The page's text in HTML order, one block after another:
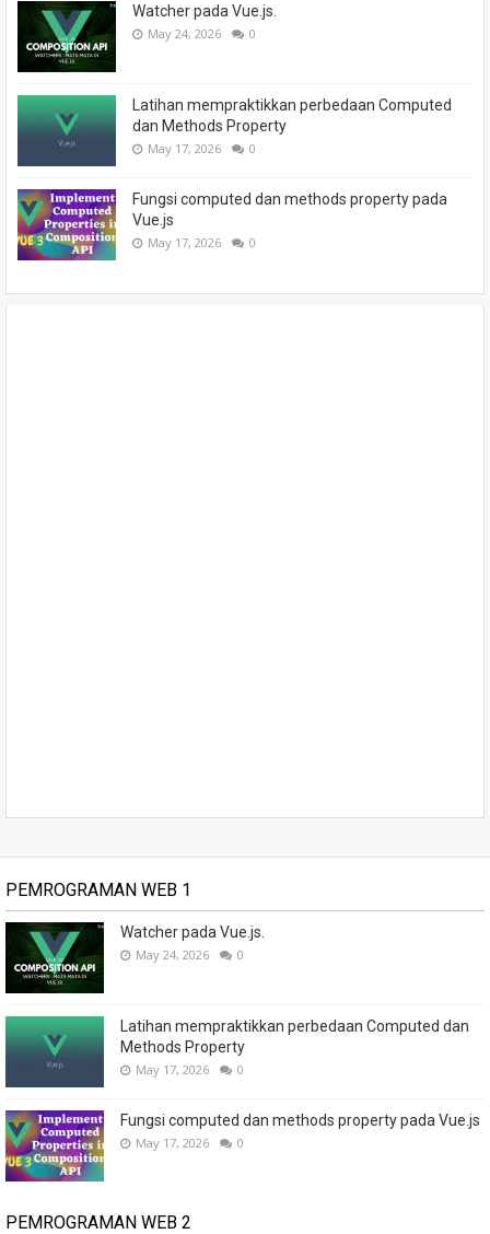
Watcher pada Vue.js.
May 24, 2026 0
Latihan mempraktikkan perbedaan Computed
dan Methods Property
May 17, 2026 0
Fungsi computed dan methods property pada
Vue.js
May 17, 2026 0
PEMROGRAMAN WEB 1
Watcher pada Vue.js.
May 24, 2026 0
Latihan mempraktikkan perbedaan Computed dan
Methods Property
May 17, 2026 0
Fungsi computed dan methods property pada Vue.js
May 17, 2026 0
PEMROGRAMAN WEB 2